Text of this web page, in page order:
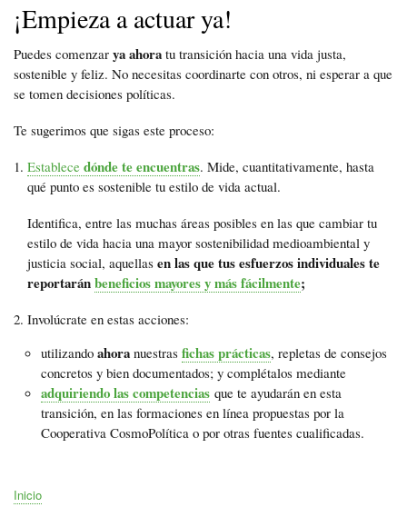
¡Empieza a actuar ya!
Puedes comenzar ya ahora tu transición hacia una vida justa,
sostenible y feliz. No necesitas coordinarte con otros, ni esperar a que
se tomen decisiones políticas.
Te sugerimos que sigas este proceso:
Establece dónde te encuentras. Mide, cuantitativamente, hasta
qué punto es sostenible tu estilo de vida actual.
Identifica, entre las muchas áreas posibles en las que cambiar tu
estilo de vida hacia una mayor sostenibilidad medioambiental y
justicia social, aquellas en las que tus esfuerzos individuales te
reportaránbeneficios mayores y más fácilmente;
Involúcrate en estas acciones:
utilizando ahora nuestras fichas prácticas, repletas de consejos
concretos y bien documentados; y complétalos mediante
adquiriendo las competencias que te ayudarán en esta
transición, en las formaciones en línea propuestas por la
Cooperativa CosmoPolítica o por otras fuentes cualificadas.
Inicio